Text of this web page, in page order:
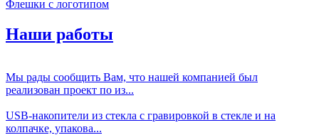
Флешки с логотипом
Наши работы
Мы рады сообщить Вам, что нашей компанией был
реализован проект по из...
USB-накопители из стекла с гравировкой в стекле и на
колпачке, упакова...